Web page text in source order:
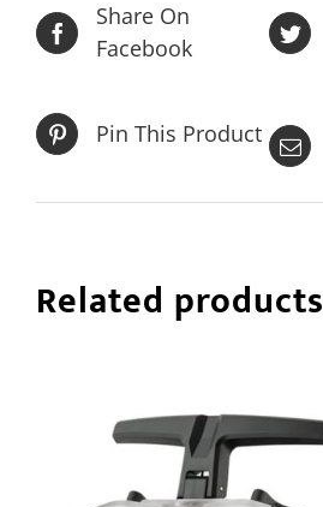
Share On
Facebook
Pin This Product
Related products